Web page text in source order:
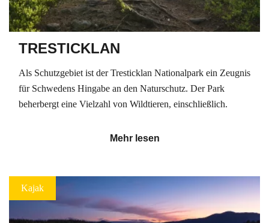
TRESTICKLAN
Als Schutzgebiet ist der Tresticklan Nationalpark ein Zeugnis
für Schwedens Hingabe an den Naturschutz. Der Park
beherbergt eine Vielzahl von Wildtieren, einschließlich.
Mehr lesen
Kajak